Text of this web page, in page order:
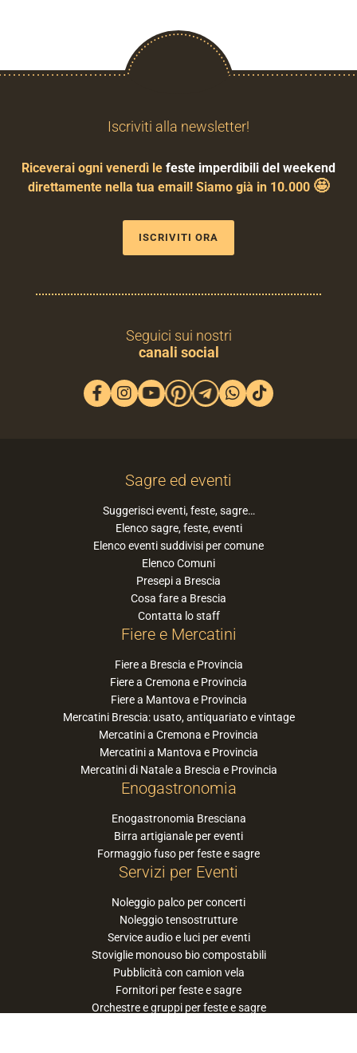
Iscriviti alla newsletter!
Riceverai ogni venerdì le feste imperdibili del weekend
direttamente nella tua email! Siamo già in 10.000 🤩
ISCRIVITI ORA
Seguici sui nostri
canali social
Sagre ed eventi
Suggerisci eventi, feste, sagre…
Elenco sagre, feste, eventi
Elenco eventi suddivisi per comune
Elenco Comuni
Presepi a Brescia
Cosa fare a Brescia
Contatta lo staff
Fiere e Mercatini
Fiere a Brescia e Provincia
Fiere a Cremona e Provincia
Fiere a Mantova e Provincia
Mercatini Brescia: usato, antiquariato e vintage
Mercatini a Cremona e Provincia
Mercatini a Mantova e Provincia
Mercatini di Natale a Brescia e Provincia
Enogastronomia
Enogastronomia Bresciana
Birra artigianale per eventi
Formaggio fuso per feste e sagre
Servizi per Eventi
Noleggio palco per concerti
Noleggio tensostrutture
Service audio e luci per eventi
Stoviglie monouso bio compostabili
Pubblicità con camion vela
Fornitori per feste e sagre
Orchestre e gruppi per feste e sagre